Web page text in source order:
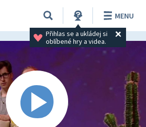
Přihlas se a ukládej si
oblíbené hry a videa.
MENU